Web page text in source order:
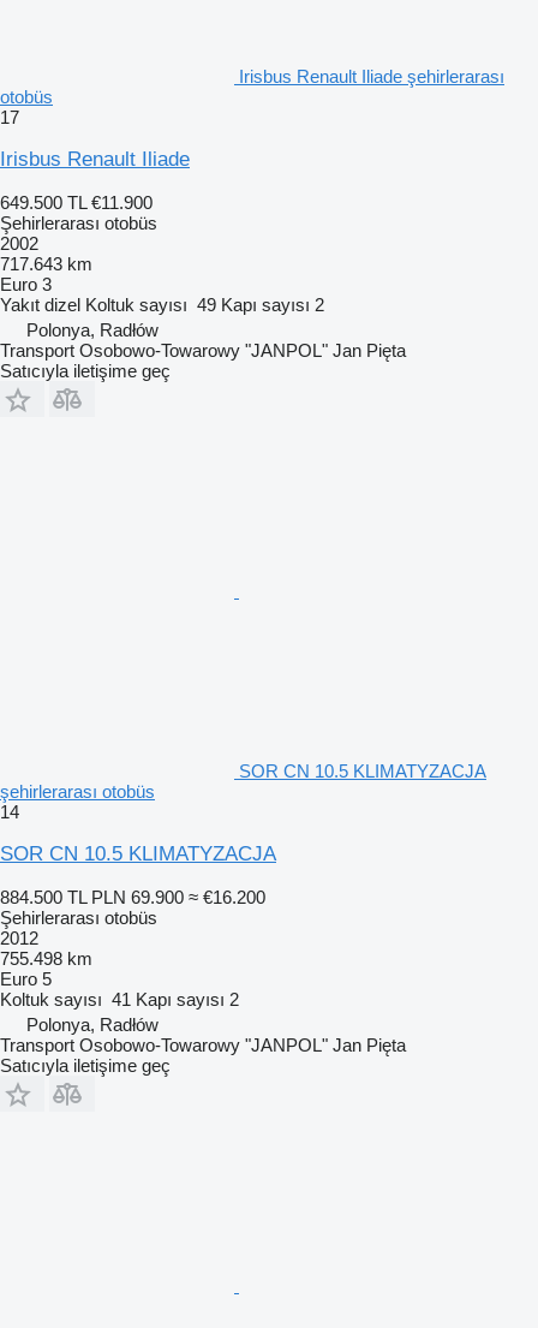
Irisbus Renault Iliade şehirlerarası
otobüs
17
Irisbus Renault Iliade
649.500 TL €11.900
Şehirlerarası otobüs
2002
717.643 km
Euro 3
Yakıt dizel Koltuk sayısı 49 Kapı sayısı 2
Polonya, Radłów
Transport Osobowo-Towarowy "JANPOL" Jan Pięta
Satıcıyla iletişime geç
SOR CN 10.5 KLIMATYZACJA
şehirlerarası otobüs
14
SOR CN 10.5 KLIMATYZACJA
884.500 TL PLN 69.900 ≈ €16.200
Şehirlerarası otobüs
2012
755.498 km
Euro 5
Koltuk sayısı 41 Kapı sayısı 2
Polonya, Radłów
Transport Osobowo-Towarowy "JANPOL" Jan Pięta
Satıcıyla iletişime geç